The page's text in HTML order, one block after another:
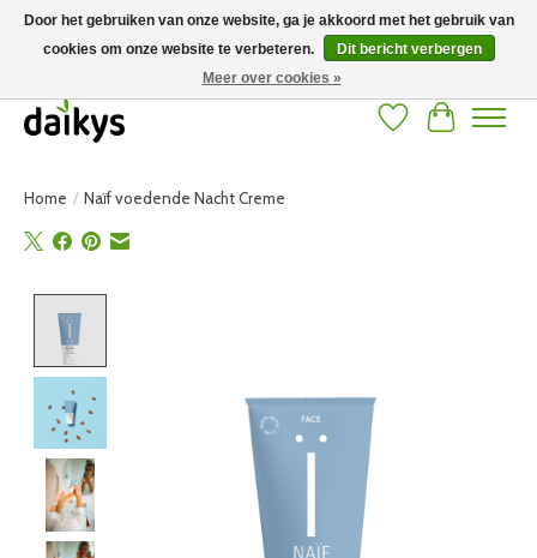
Grote keuze aan producten en snelle verzending! Gratis verzending vanaf 50
Verlanglijst
Home / Naïf voedende Nacht Creme
Door het gebruiken van onze website, ga je akkoord met het gebruik van
cookies om onze website te verbeteren.
Dit bericht verbergen
Meer over cookies »